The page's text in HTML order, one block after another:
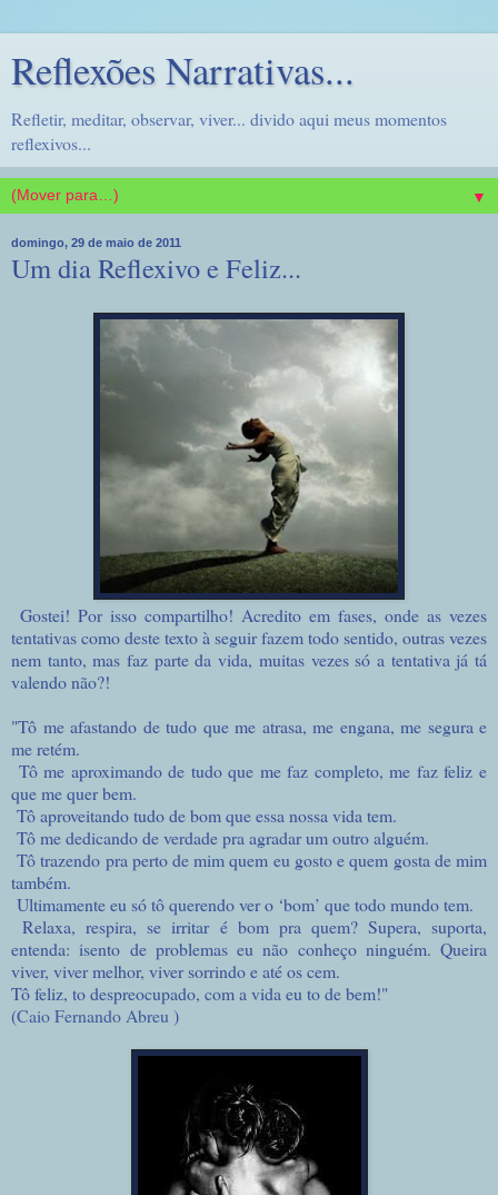
Reflexões Narrativas...
Refletir, meditar, observar, viver... divido aqui meus momentos
reflexivos...
▼
domingo, 29 de maio de 2011
Um dia Reflexivo e Feliz...
Gostei! Por isso compartilho! Acredito em fases, onde as vezes
tentativas como deste texto à seguir fazem todo sentido, outras vezes
nem tanto, mas faz parte da vida, muitas vezes só a tentativa já tá
valendo não?!
"Tô me afastando de tudo que me atrasa, me engana, me segura e
me retém.
Tô me aproximando de tudo que me faz completo, me faz feliz e
que me quer bem.
Tô aproveitando tudo de bom que essa nossa vida tem.
Tô me dedicando de verdade pra agradar um outro alguém.
Tô trazendo pra perto de mim quem eu gosto e quem gosta de mim
também.
Ultimamente eu só tô querendo ver o ‘bom’ que todo mundo tem.
Relaxa, respira, se irritar é bom pra quem? Supera, suporta,
entenda: isento de problemas eu não conheço ninguém. Queira
viver, viver melhor, viver sorrindo e até os cem.
Tô feliz, to despreocupado, com a vida eu to de bem!"
(Caio Fernando Abreu )